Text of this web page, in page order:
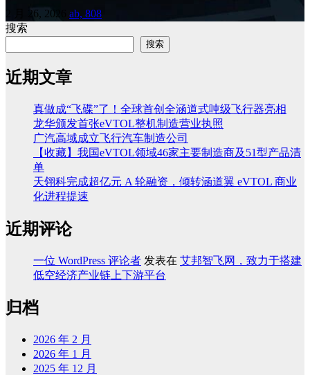
2 月 26, 2026 ab, 808
搜索
搜索
近期文章
真做成“飞碟”了！全球首创全涵道式吨级飞行器亮相
龙华颁发首张eVTOL整机制造营业执照
广汽高域成立飞行汽车制造公司
【收藏】我国eVTOL领域46家主要制造商及51型产品清
单
天翎科完成超亿元 A 轮融资，倾转涵道翼 eVTOL 商业
化进程提速
近期评论
一位 WordPress 评论者 发表在 艾邦智飞网，致力于搭建
低空经济产业链上下游平台
归档
2026 年 2 月
2026 年 1 月
2025 年 12 月